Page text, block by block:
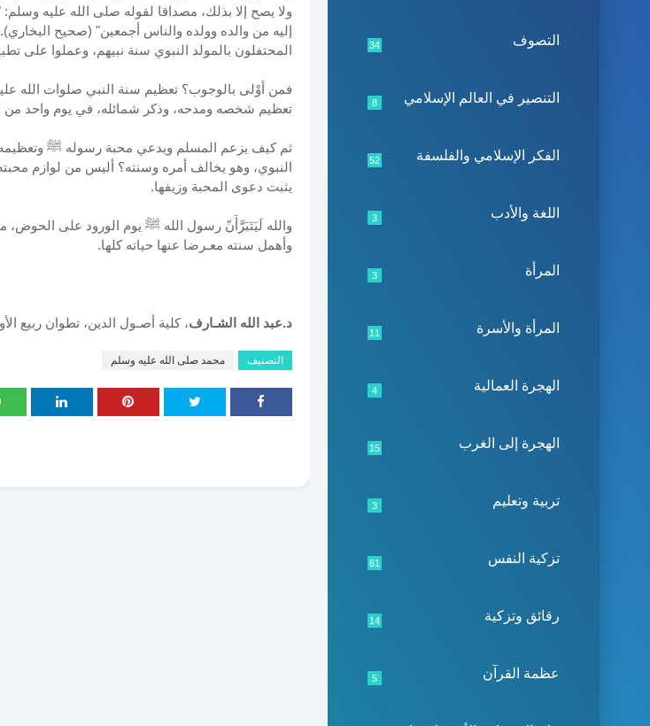
التصوف 34
التنصير في العالم الإسلامي 8
الفكر الإسلامي والفلسفة 52
اللغة والأدب 3
المرأة 3
المرأة والأسرة 11
الهجرة العمالية 4
الهجرة إلى الغرب 15
تربية وتعليم 3
تزكية النفس 61
رقائق وتزكية 14
عظمة القرآن 5
ولا يصح إلا بذلك، مصداقا لقوله صلى الله عليه
إليه من والده وولده والناس أجمعين" (صحيح
المحتفلون بالمولد النبوي سنة نبيهم، وعملوا على
فمن أوْلى بالوجوب؟ تعظيم سنة النبي صلوات الله
تعظيم شخصه ومدحه، وذكر شمائله، في يوم واحد من
ثم كيف يزعم المسلم ويدعي محبة رسوله ﷺ وتعظيمه،
النبوي، وهو يخالف أمره وسنته؟ أليس من لوازم
يثبت دعوى المحبة وزيفها.
والله لَيَتَبَرَّأَنّ رسول الله ﷺ يوم الورود على الحوض،
وأهمل سنته معـرضا عنها حياته كلها.
د.عبد الله الشـارف، كلية أصـول الدين، تطوان ربيع الأول 1439 / نوفمبر
التصنيف محمد صلى الله عليه وسلم